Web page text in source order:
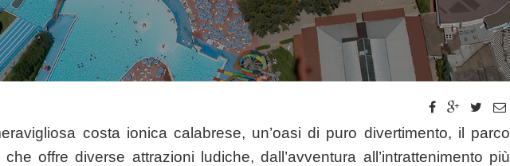
costa ionica calabrese, un’oasi di puro divertimento, il parco
che offre diverse attrazioni ludiche, dall’avventura all’intrattenimento più